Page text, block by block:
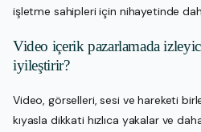
işletme sahipleri için nihayetinde
Video içerik pazarlamada
iyileştirir?
Video, görselleri, sesi ve hareketi
kıyasla dikkati hızlıca yakalar ve